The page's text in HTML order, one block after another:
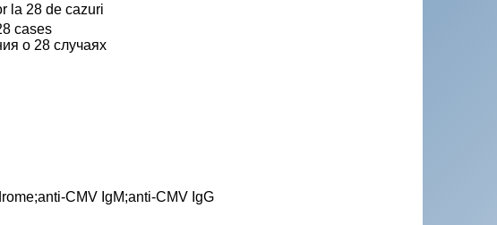
la 28 de cazuri
cases
о 28 случаях
CMV IgM;anti-CMV IgG